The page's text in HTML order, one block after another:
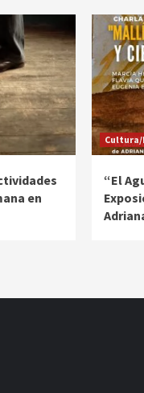
en
“El